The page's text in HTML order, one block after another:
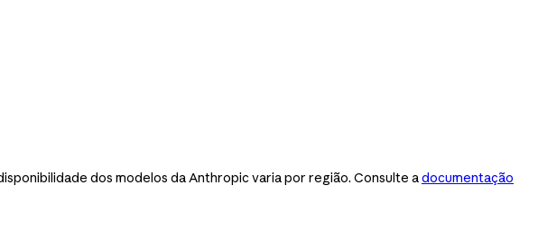
dos modelos da Anthropic varia por região. Consulte adocumentação